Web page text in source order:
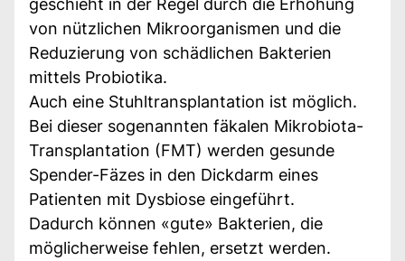
geschieht in der Regel durch die Erhöhung
von nützlichen Mikroorganismen und die
Reduzierung von schädlichen Bakterien
mittels Probiotika.
Auch eine Stuhltransplantation ist möglich.
Bei dieser sogenannten fäkalen Mikrobiota-
Transplantation (FMT) werden gesunde
Spender-Fäzes in den Dickdarm eines
Patienten mit Dysbiose eingeführt.
Dadurch können «gute» Bakterien, die
möglicherweise fehlen, ersetzt werden.